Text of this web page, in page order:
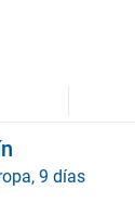
9 días